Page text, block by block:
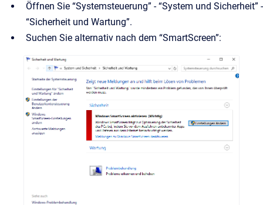
Öffnen Sie “Systemsteuerung” - “System und Sicherheit” -
“Sicherheit und Wartung”.
Suchen Sie alternativ nach dem “SmartScreen”: